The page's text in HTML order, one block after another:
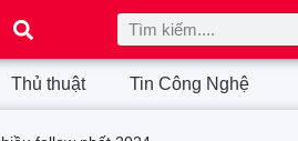
Thủ thuật Tin Công Nghệ